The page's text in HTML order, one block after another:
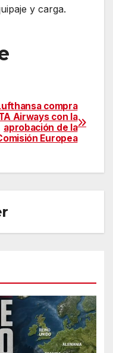
y carga.
compra
Airways con la
aprobación de la
Europea